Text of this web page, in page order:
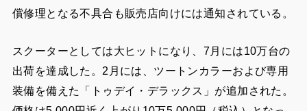
償修理となる不具合も販売店向けには通知されている。
スクーターとしては大ヒットになり、7月には10万台の
出荷を達成した。2月には、ツートンカラーおよび専用
装備を備えた「トゥデイ・デラックス」が追加された。